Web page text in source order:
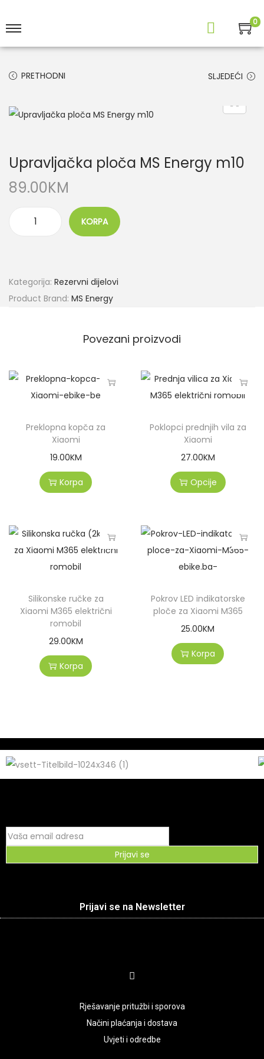
0
PRETHODNI SLJEDEĆI
Upravljačka ploča MS Energy m10
89.00KM
KORPA
Kategorija: Rezervni dijelovi
Product Brand: MS Energy
Povezani proizvodi
Preklopna kopča za
Xiaomi
19.00KM
Korpa
Poklopci prednjih vila za
Xiaomi
27.00KM
Opcije
Silikonske ručke za
Xiaomi M365 električni
romobil
29.00KM
Korpa
Pokrov LED indikatorske
ploče za Xiaomi M365
25.00KM
Korpa
Prijavi se
Prijavi se na Newsletter
Rješavanje pritužbi i sporova
Načini plaćanja i dostava
Uvjeti i odredbe